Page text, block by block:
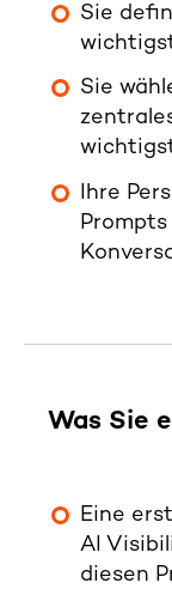
Sie
Sie
Ihre
Was Sie
Eine
AI
diesen